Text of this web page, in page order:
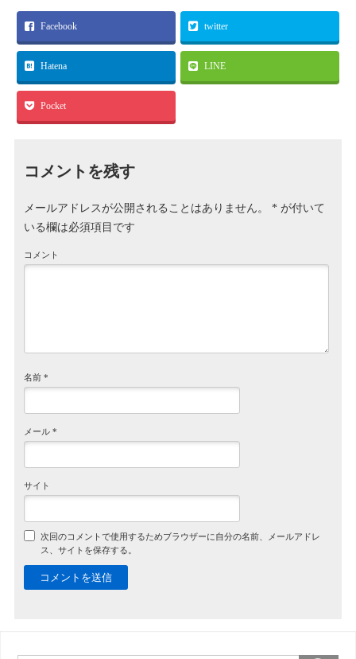
Facebook twitter
Hatena LINE
Pocket
コメントを残す
メールアドレスが公開されることはありません。 * が付いて
いる欄は必須項目です
コメント
名前*
メール*
サイト
次回のコメントで使用するためブラウザーに自分の名前、メールアドレ
ス、サイトを保存する。